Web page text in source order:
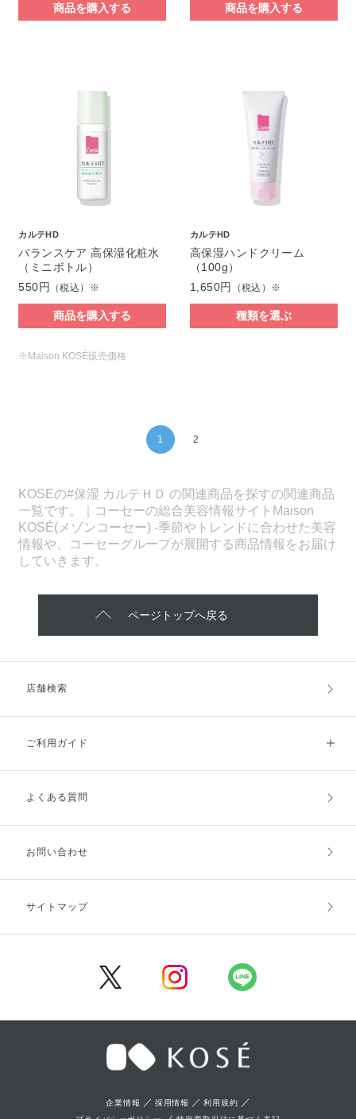
商品を購入する 商品を購入する
カルテHD
バランスケア 高保湿化粧水
（ミニボトル）
550円 （税込）※
商品を購入する
カルテHD
高保湿ハンドクリーム
（100g）
1,650円
（税込）※
種類を選ぶ
※Maison KOSÉ販売価格
1 2
KOSEの#保湿 カルテＨＤ の関連商品を探すの関連商品
一覧です。｜コーセーの総合美容情報サイトMaison
KOSÉ(メゾンコーセー) -季節やトレンドに合わせた美容
情報や、コーセーグループが展開する商品情報をお届け
していきます。
ページトップへ戻る
店舗検索
ご利用ガイド
ご利用ガイドトップ
お支払方法
キャンセル・返品・交換
よくある質問
お問い合わせ
サイトマップ
企業情報 ／ 採用情報 ／利用規約 ／